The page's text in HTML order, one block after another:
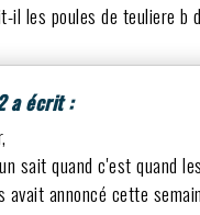
il les poules de teuliere
a écrit :
sait quand c'est quand
avait annoncé cette